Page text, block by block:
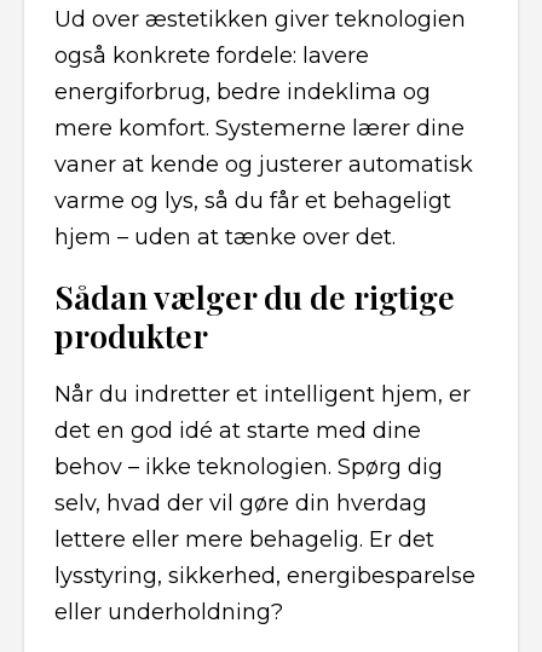
Ud over æstetikken giver teknologien
også konkrete fordele: lavere
energiforbrug, bedre indeklima og
mere komfort. Systemerne lærer dine
vaner at kende og justerer automatisk
varme og lys, så du får et behageligt
hjem – uden at tænke over det.
Sådan vælger du de rigtige
produkter
Når du indretter et intelligent hjem, er
det en god idé at starte med dine
behov – ikke teknologien. Spørg dig
selv, hvad der vil gøre din hverdag
lettere eller mere behagelig. Er det
lysstyring, sikkerhed, energibesparelse
eller underholdning?